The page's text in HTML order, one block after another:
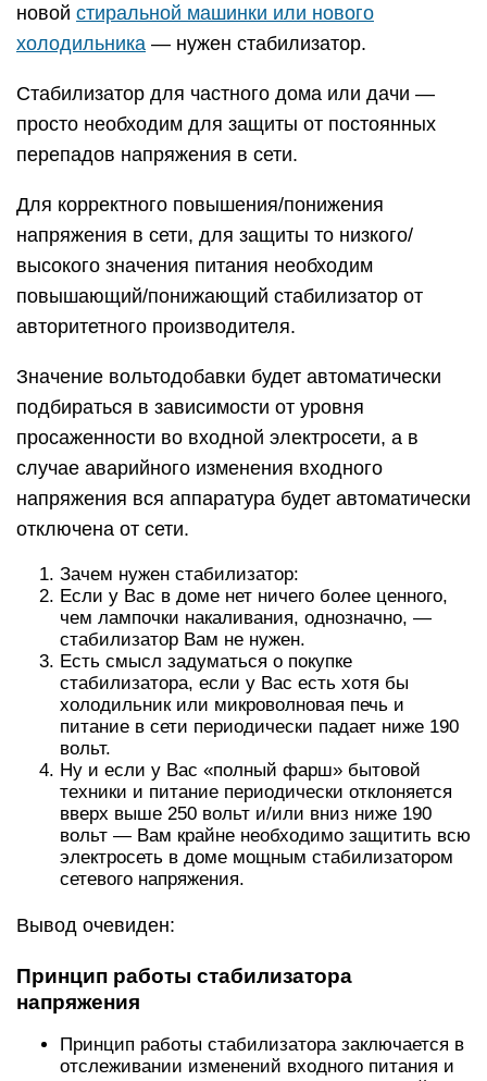
новой стиральной машинки или нового
холодильника — нужен стабилизатор.
Стабилизатор для частного дома или дачи —
просто необходим для защиты от постоянных
перепадов напряжения в сети.
Для корректного повышения/понижения
напряжения в сети, для защиты то низкого/
высокого значения питания необходим
повышающий/понижающий стабилизатор от
авторитетного производителя.
Значение вольтодобавки будет автоматически
подбираться в зависимости от уровня
просаженности во входной электросети, а в
случае аварийного изменения входного
напряжения вся аппаратура будет автоматически
отключена от сети.
Зачем нужен стабилизатор:
Если у Вас в доме нет ничего более ценного,
чем лампочки накаливания, однозначно, —
стабилизатор Вам не нужен.
Есть смысл задуматься о покупке
стабилизатора, если у Вас есть хотя бы
холодильник или микроволновая печь и
питание в сети периодически падает ниже 190
вольт.
Ну и если у Вас «полный фарш» бытовой
техники и питание периодически отклоняется
вверх выше 250 вольт и/или вниз ниже 190
вольт — Вам крайне необходимо защитить всю
электросеть в доме мощным стабилизатором
сетевого напряжения.
Вывод очевиден:
Принцип работы стабилизатора
напряжения
Принцип работы стабилизатора заключается в
отслеживании изменений входного питания и